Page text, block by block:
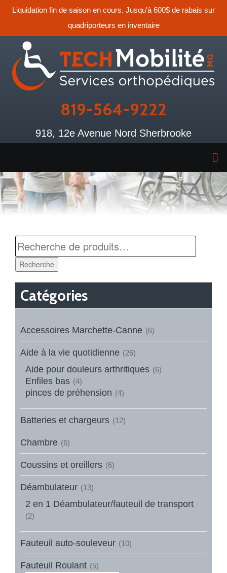
Liquidation fin de saison en cours. Jusqu'à 600$ de rabais sur
quadriporteurs en inventaire
819-564-9222
918, 12e Avenue Nord Sherbrooke
Recherche
Catégories
Accessoires Marchette-Canne (6)
Aide à la vie quotidienne (26)
Aide pour douleurs arthritiques (6)
Enfiles bas (4)
pinces de préhension (4)
Batteries et chargeurs (12)
Chambre (6)
Coussins et oreillers (6)
Déambulateur (13)
2 en 1 Déambulateur/fauteuil de transport
(2)
Fauteuil auto-souleveur (10)
Fauteuil Roulant (5)